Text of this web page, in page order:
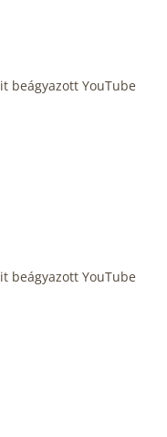
beágyazott YouTube
beágyazott YouTube